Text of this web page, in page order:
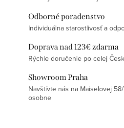
Odborné poradenstvo
Individuálna starostlivosť a
Doprava nad 123€ zdarma
Rýchle doručenie po celej
Showroom Praha
Navštívte nás na Maiselovej
osobne